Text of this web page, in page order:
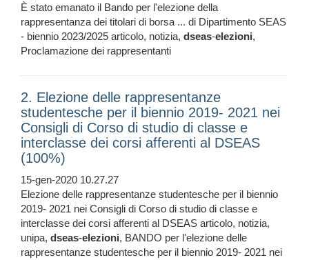
È stato emanato il Bando per l'elezione della
rappresentanza dei titolari di borsa ... di Dipartimento SEAS
- biennio 2023/2025 articolo, notizia, dseas-elezioni,
Proclamazione dei rappresentanti
2. Elezione delle rappresentanze
studentesche per il biennio 2019- 2021 nei
Consigli di Corso di studio di classe e
interclasse dei corsi afferenti al DSEAS
(100%)
15-gen-2020 10.27.27
Elezione delle rappresentanze studentesche per il biennio
2019- 2021 nei Consigli di Corso di studio di classe e
interclasse dei corsi afferenti al DSEAS articolo, notizia,
unipa, dseas-elezioni, BANDO per l'elezione delle
rappresentanze studentesche per il biennio 2019- 2021 nei